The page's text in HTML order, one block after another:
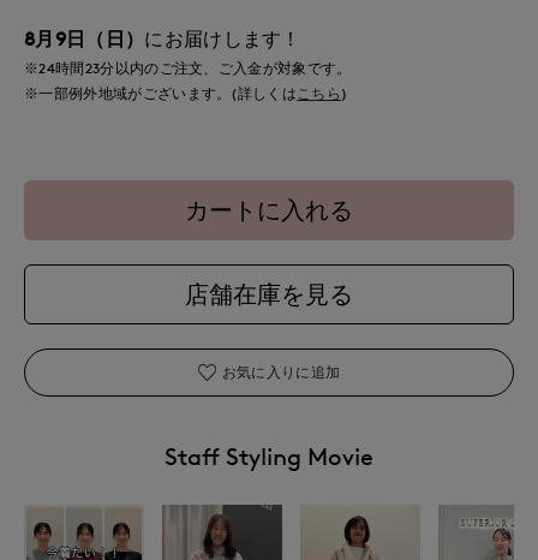
8月9日（日） にお届けします！
※24時間23分以内のご注文、ご入金が対象です。
※一部例外地域がございます。(詳しくはこちら )
カートに入れる
店舗在庫を見る
お気に入りに追加
Staff Styling Movie